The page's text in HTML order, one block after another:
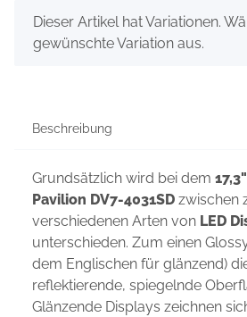
x
Dieser Artikel hat Variationen.
gewünschte Variation aus.
Beschreibung
Grundsätzlich wird bei dem 17,3"
Pavilion DV7-4031SD zwischen
verschiedenen Arten von LED
unterschieden. Zum einen
dem Englischen für glänzend)
reflektierende, spiegelnde
Glänzende Displays zeichnen